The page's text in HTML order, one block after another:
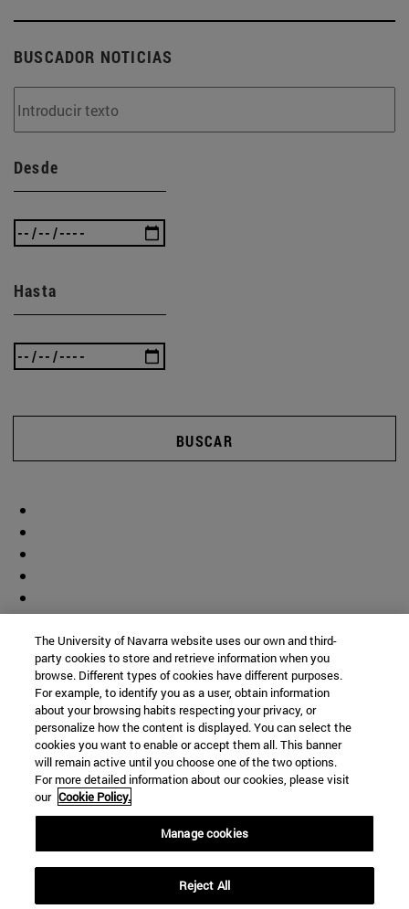
BUSCADOR NOTICIAS
Desde
Hasta
BUSCAR
(abre en nueva ventana)
The University of Navarra website uses our own and third-
party cookies to store and retrieve information when you
browse. Different types of cookies have different purposes.
For example, to identify you as a user, obtain information
about your browsing habits respecting your privacy, or
personalize how the content is displayed. You can select the
cookies you want to enable or accept them all. This banner
will remain active until you choose one of the two options.
For more detailed information about our cookies, please visit
our Cookie Policy.
Manage cookies
Reject All